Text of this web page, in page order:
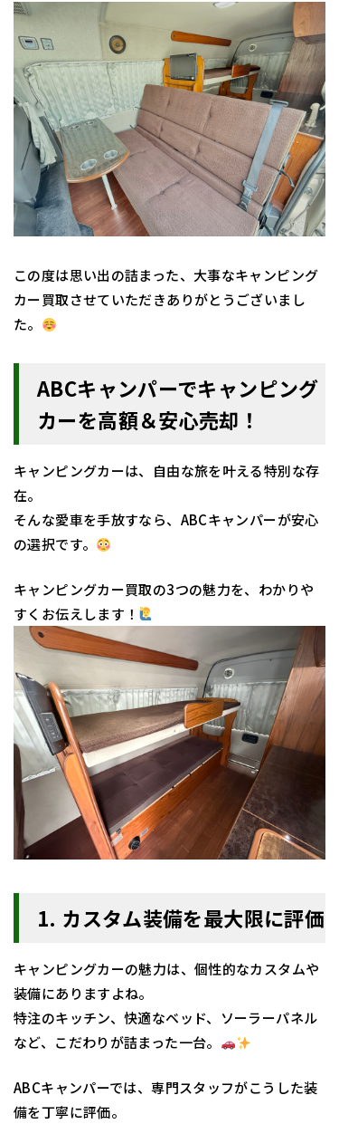
この度は思い出の詰まった、大事なキャンピング
カー買取させていただきありがとうございまし
た。
ABCキャンパーでキャンピング
カーを高額＆安心売却！
キャンピングカーは、自由な旅を叶える特別な存
在。
そんな愛車を手放すなら、ABCキャンパーが安心
の選択です。
キャンピングカー買取の3つの魅力を、わかりや
すくお伝えします！
1. カスタム装備を最大限に評価
キャンピングカーの魅力は、個性的なカスタムや
装備にありますよね。
特注のキッチン、快適なベッド、ソーラーパネル
など、こだわりが詰まった一台。
ABCキャンパーでは、専門スタッフがこうした装
備を丁寧に評価。